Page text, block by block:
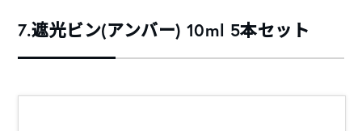
7.遮光ビン(アンバー) 10ml 5本セット